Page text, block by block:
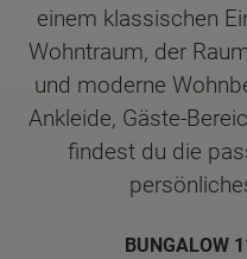
einem klassischen
Wohntraum, der
und moderne
Ankleide, Gäste-
findest du die
BUNGALOW